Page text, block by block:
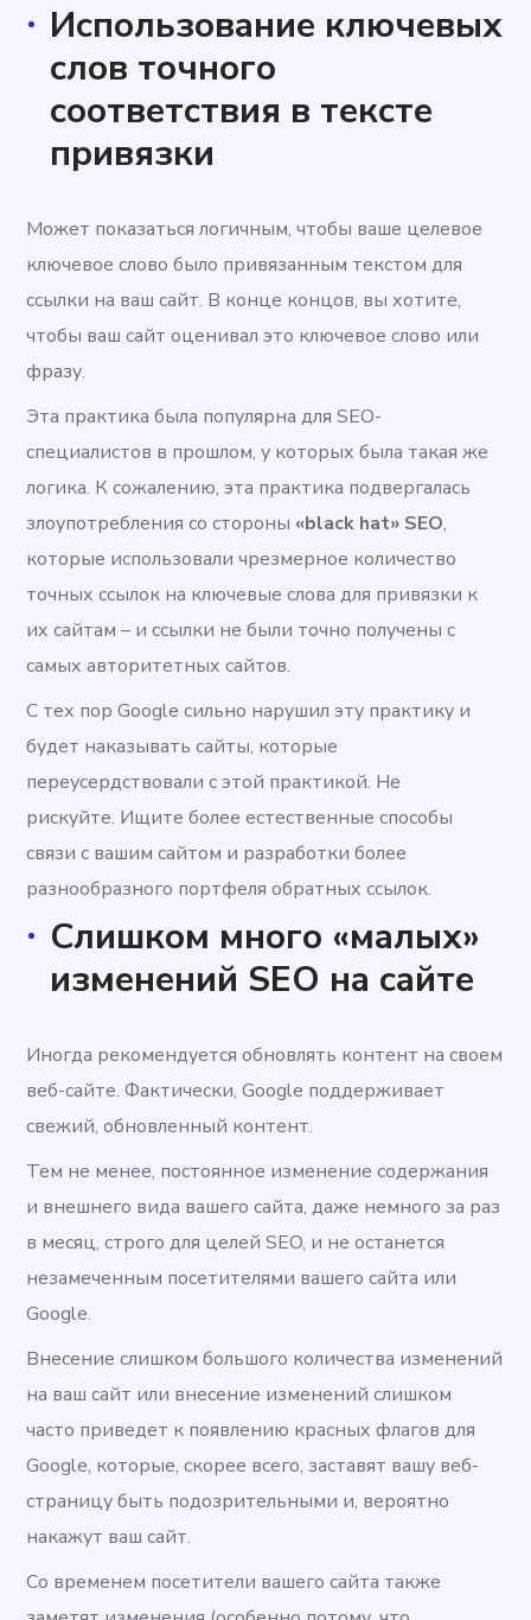
Использование ключевых
слов точного
соответствия в тексте
привязки
Может показаться логичным, чтобы ваше целевое
ключевое слово было привязанным текстом для
ссылки на ваш сайт. В конце концов, вы хотите,
чтобы ваш сайт оценивал это ключевое слово или
фразу.
Эта практика была популярна для SEO-
специалистов в прошлом, у которых была такая же
логика. К сожалению, эта практика подвергалась
злоупотребления со стороны «black hat» SEO,
которые использовали чрезмерное количество
точных ссылок на ключевые слова для привязки к
их сайтам – и ссылки не были точно получены с
самых авторитетных сайтов.
С тех пор Google сильно нарушил эту практику и
будет наказывать сайты, которые
переусердствовали с этой практикой. Не
рискуйте. Ищите более естественные способы
связи с вашим сайтом и разработки более
разнообразного портфеля обратных ссылок.
Слишком много «малых»
изменений SEO на сайте
Иногда рекомендуется обновлять контент на своем
веб-сайте. Фактически, Google поддерживает
свежий, обновленный контент.
Тем не менее, постоянное изменение содержания
и внешнего вида вашего сайта, даже немного за раз
в месяц, строго для целей SEO, и не останется
незамеченным посетителями вашего сайта или
Google.
Внесение слишком большого количества изменений
на ваш сайт или внесение изменений слишком
часто приведет к появлению красных флагов для
Google, которые, скорее всего, заставят вашу веб-
страницу быть подозрительными и, вероятно
накажут ваш сайт.
Со временем посетители вашего сайта также